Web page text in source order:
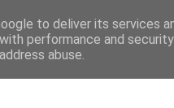
to deliver its services
performance and
abuse.